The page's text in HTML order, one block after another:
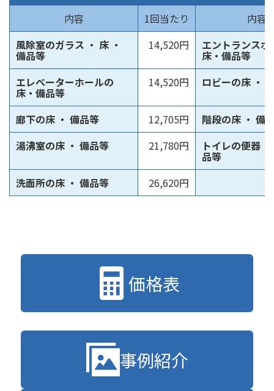
内容 1回当たり
内容
風除室のガラス ・ 床 ・
備品等
14,520円 エントランスホ
床・備品等
エレベーターホールの
床・備品等
14,520円 ロビーの床 ・
廊下の床 ・ 備品等 12,705円
階段の床 ・ 備
湯沸室の床 ・ 備品等
21,780円 トイレの便器
品等
洗面所の床 ・ 備品等
26,620円
価格表
事例紹介